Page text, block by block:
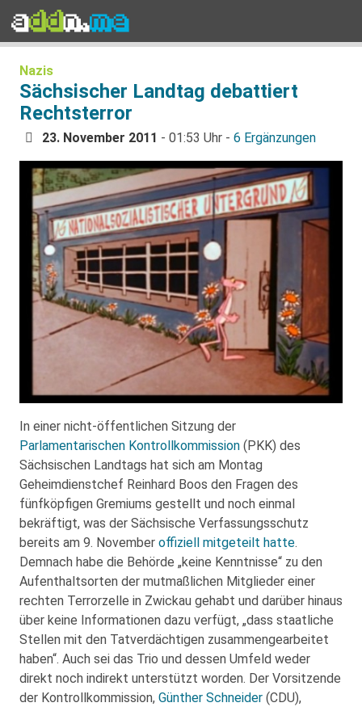
Nazis
Sächsischer Landtag debattiert
Rechtsterror
23. November 2011 - 01:53 Uhr - 6 Ergänzungen
In einer nicht-öffentlichen Sitzung der
Parlamentarischen Kontrollkommission (PKK) des
Sächsischen Landtags hat sich am Montag
Geheimdienstchef Reinhard Boos den Fragen des
fünfköpfigen Gremiums gestellt und noch einmal
bekräftigt, was der Sächsische Verfassungsschutz
bereits am 9. November offiziell mitgeteilt hatte.
Demnach habe die Behörde „keine Kenntnisse“ zu den
Aufenthaltsorten der mutmaßlichen Mitglieder einer
rechten Terrorzelle in Zwickau gehabt und darüber hinaus
über keine Informationen dazu verfügt, „dass staatliche
Stellen mit den Tatverdächtigen zusammengearbeitet
haben“. Auch sei das Trio und dessen Umfeld weder
direkt noch indirekt unterstützt worden. Der Vorsitzende
der Kontrollkommission, Günther Schneider (CDU),